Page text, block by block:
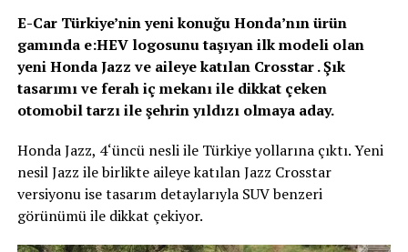
D-Max, planlı fren uygulamalarıyla dik yokuşlarda sürüş
hızlarını sabit tutarak, herhangi bir talihsizlikle
karşılaşmadan inişin gerçekleştirilmesini mümkün
kılmasıyla hayranlık uyandırıyor.
standart özellikler bulunuyor. Ayrıca araçta, adaptif hız
sabitleyici, şerit takip asistanı, kör nokta uyarısı,
çarpışma önleme asistanı gibi güvenlik sistemleri de
mevcut.
sunuluyor. Daha da fazla kişiselleştirme için 2 paket daha
sunuluyor. My AMI POP, bol turuncu ve arka spoyler ile
eğlenceli, genç ve sportif bir tema olarak öne çıkıyor. My
AMI VIBE ile tavan kaplaması dahil şık, grafik bir
görünüm ortaya koyuyor. Bu 2 kişiselleştirme paketi,
teslimat öncesinde profesyoneller tarafından
uygulanıyor.
E-Car Türkiye’nin yeni konuğu Honda’nın ürün
gamında e:HEV logosunu taşıyan ilk modeli olan
yeni Honda Jazz ve aileye katılan Crosstar . Şık
tasarımı ve ferah iç mekanı ile dikkat çeken
otomobil tarzı ile şehrin yıldızı olmaya aday.
Honda Jazz, 4‘üncü nesli ile Türkiye yollarına çıktı. Yeni
nesil Jazz ile birlikte aileye katılan Jazz Crosstar
versiyonu ise tasarım detaylarıyla SUV benzeri
görünümü ile dikkat çekiyor.